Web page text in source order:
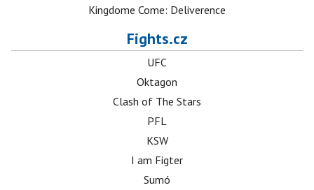
Kingdome Come: Deliverence
Fights.cz
UFC
Oktagon
Clash of The Stars
PFL
KSW
I am Figter
Sumó